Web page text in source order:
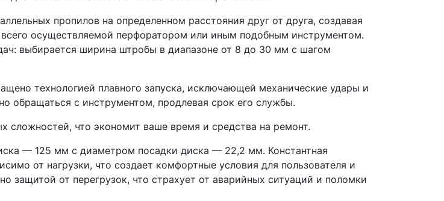
пропилов на определенном расстояния друг от друга, создавая
осуществляемой перфоратором или иным подобным инструментом.
выбирается ширина штробы в диапазоне от 8 до 30 мм с шагом
технологией плавного запуска, исключающей механические удары и
обращаться с инструментом, продлевая срок его службы.
сложностей, что экономит ваше время и средства на ремонт.
— 125 мм с диаметром посадки диска — 22,2 мм. Константная
от нагрузки, что создает комфортные условия для пользователя и
защитой от перегрузок, что страхует от аварийных ситуаций и поломки